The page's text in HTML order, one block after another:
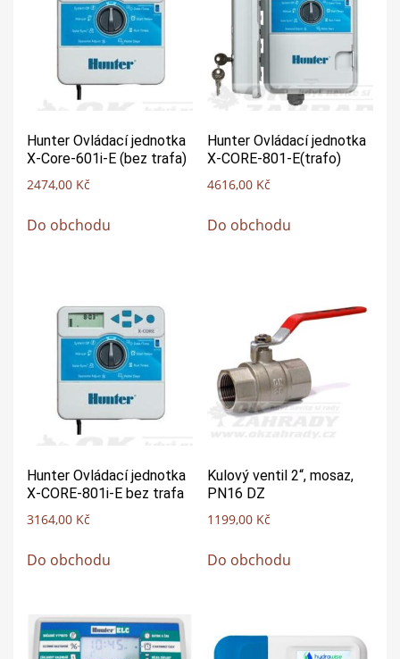
Hunter Ovládací jednotka
X-Core-601i-E (bez trafa)
2474,00 Kč
Do obchodu
Hunter Ovládací jednotka
X-CORE-801-E(trafo)
4616,00 Kč
Do obchodu
Hunter Ovládací jednotka
X-CORE-801i-E bez trafa
3164,00 Kč
Do obchodu
Kulový ventil 2“, mosaz,
PN16 DZ
1199,00 Kč
Do obchodu